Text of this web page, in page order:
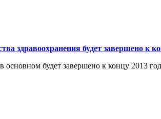
здравоохранения будет завершено к
будет завершено к концу 2013